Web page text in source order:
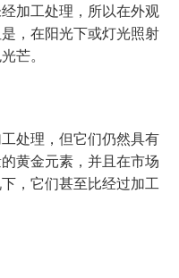
加工处理，所以在外观
，在阳光下或灯光照射
芒。
处理，但它们仍然具有
黄金元素，并且在市场
，它们甚至比经过加工